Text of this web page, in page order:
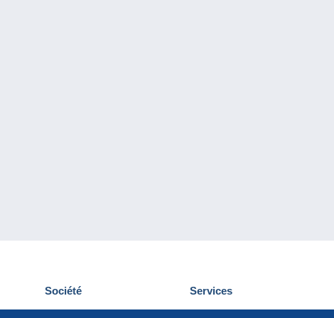
Société
Qui sommes-nous
Services
Découvrir Delcampe